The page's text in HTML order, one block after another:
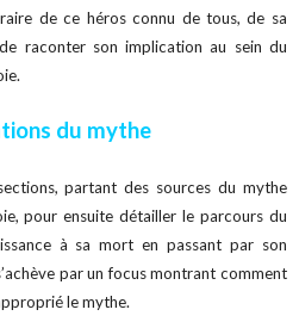
de ce héros connu de tous, de sa
raconter son implication au sein du
du mythe
partant des sources du mythe
pour ensuite détailler le parcours du
à sa mort en passant par son
par un focus montrant comment
le mythe.